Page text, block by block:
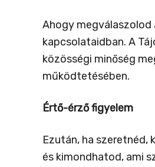
Ahogy megválaszolod
kapcsolataidban. A
közösségi minőség
működtetésében.
Értő-érző figyelem
Ezután, ha
és kimondhatod, ami